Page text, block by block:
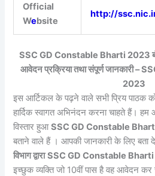
Official
Website
http://
SSC GD Constable Bharti 2023
आवेदन प्रक्रिया तथा संपूर्ण जानकारी –
2023
इस आर्टिकल के पढ़ने वाले सभी प्रिय पाठक
हार्दिक स्वागत अभिनंदन करना चाहते हैं।
विस्तार हुआSSC GD Constable
बताने वाले हैं । आपकी जानकारी के लिए बता
विभाग द्वारा SSC GD Constable
इच्छुक व्यक्ति जो 10वीं पास है वह आवेदन